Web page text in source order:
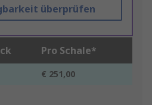
überprüfen
Pro Schale*
€ 251,00